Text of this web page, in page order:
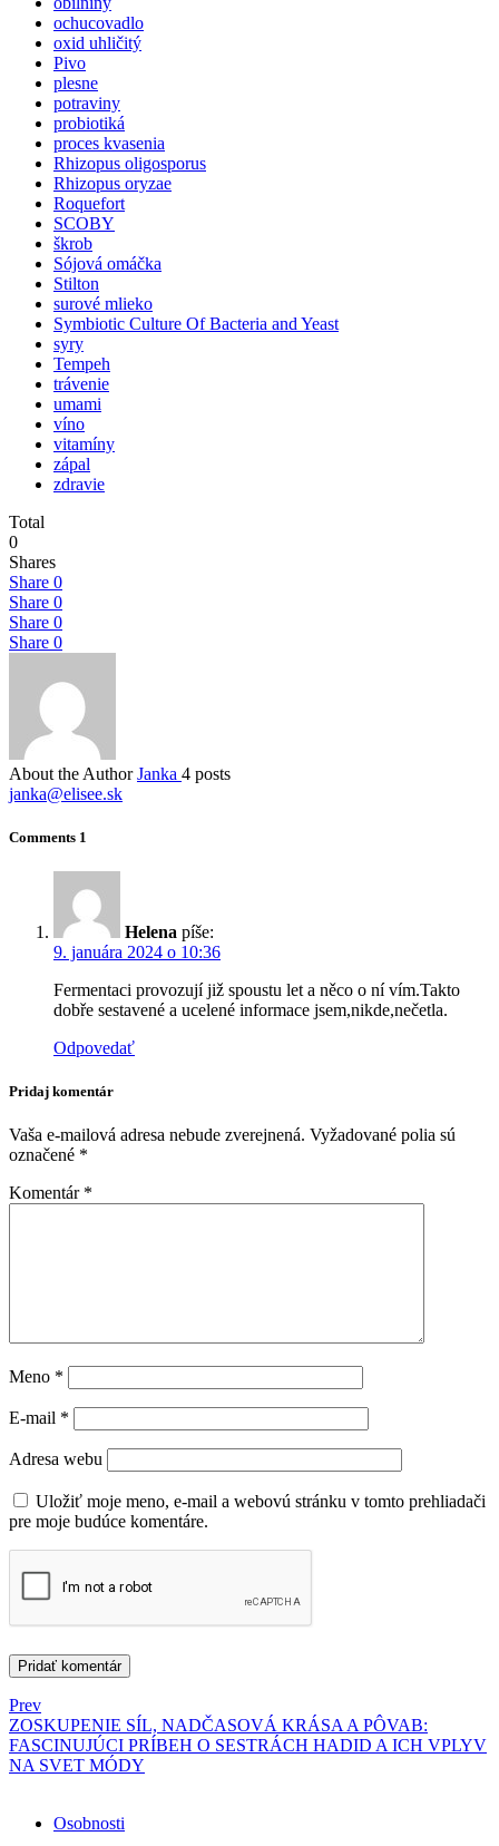
ochucovadlo
oxid uhličitý
Pivo
plesne
potraviny
probiotiká
proces kvasenia
Rhizopus oligosporus
Rhizopus oryzae
Roquefort
SCOBY
škrob
Sójová omáčka
Stilton
surové mlieko
Symbiotic Culture Of Bacteria and Yeast
syry
Tempeh
trávenie
umami
víno
vitamíny
zápal
zdravie
Total
0
Shares
Share 0
Share 0
Share 0
Share 0
About the Author Janka 4 posts
janka@elisee.sk
Comments 1
Helena píše:
9. januára 2024 o 10:36
Fermentaci provozují již spoustu let a něco o ní vím.Takto
dobře sestavené a ucelené informace jsem,nikde,nečetla.
Odpovedať
Pridaj komentár
Vaša e-mailová adresa nebude zverejnená. Vyžadované polia sú
označené *
Komentár *
Meno *
E-mail *
Adresa webu
Uložiť moje meno, e-mail a webovú stránku v tomto prehliadači
pre moje budúce komentáre.
Prev
ZOSKUPENIE SÍL, NADČASOVÁ KRÁSA A PÔVAB:
FASCINUJÚCI PRÍBEH O SESTRÁCH HADID A ICH VPLYV
NA SVET MÓDY
Osobnosti